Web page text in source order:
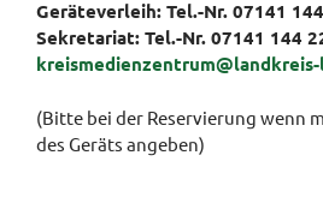
Geräteverleih: Tel.-Nr. 07141
Sekretariat: Tel.-Nr. 07141 144
(Bitte bei der Reservierung wenn
des Geräts angeben)